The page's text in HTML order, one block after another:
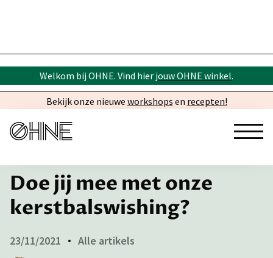
Welkom bij OHNE. Vind hier jouw OHNE winkel.
Bekijk onze nieuwe workshops en recepten!
← Inspiratie
Doe jij mee met onze
kerstbalswishing?
23/11/2021 Alle artikels